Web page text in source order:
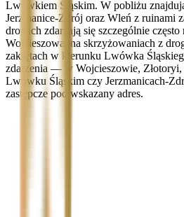
Lwówkiem Śląskim. W pobliżu
Jerzmanice-Zdrój oraz Wleń z ruinami
drogach zdarzają się szczególnie
Wojcieszowa, na skrzyżowaniach z
zakrętach w kierunku Lwówka
zdarzenia — w Wojcieszowie,
Lwówku Śląskim czy Jerzmanicach-
zastępcze pod wskazany adres.